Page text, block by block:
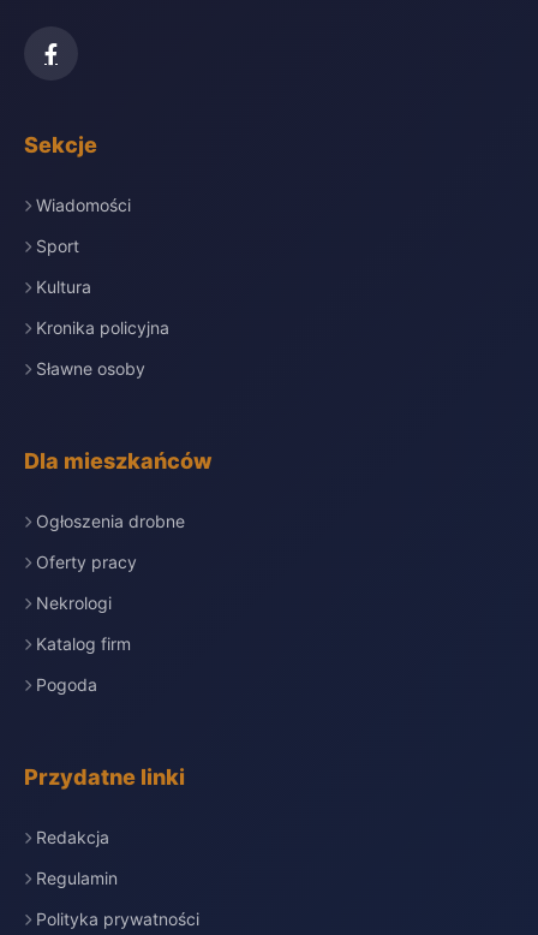
Sekcje
Wiadomości
Sport
Kultura
Kronika policyjna
Sławne osoby
Dla mieszkańców
Ogłoszenia drobne
Oferty pracy
Nekrologi
Katalog firm
Pogoda
Przydatne linki
Redakcja
Regulamin
Polityka prywatności